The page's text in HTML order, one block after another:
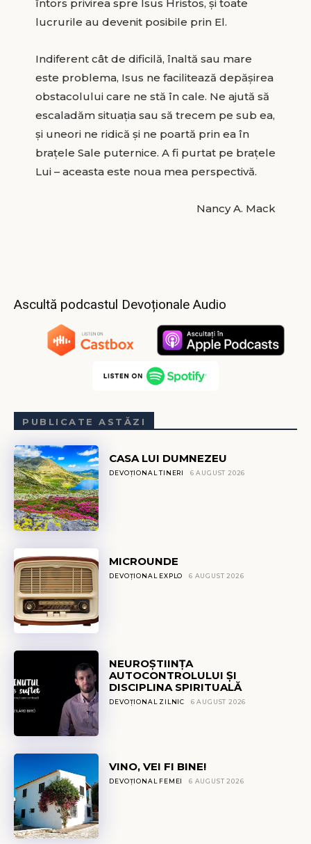
întors privirea spre Isus Hristos, și toate
lucrurile au devenit posibile prin El.
Indiferent cât de dificilă, înaltă sau mare
este problema, Isus ne facilitează depășirea
obstacolului care ne stă în cale. Ne ajută să
escaladăm situația sau să trecem pe sub ea,
și uneori ne ridică și ne poartă prin ea în
brațele Sale puternice. A fi purtat pe brațele
Lui – aceasta este noua mea perspectivă.
Nancy A. Mack
Ascultă podcastul Devoționale Audio
PUBLICATE ASTĂZI
CASA LUI DUMNEZEU
DEVOȚIONAL TINERI 6 AUGUST 2026
MICROUNDE
DEVOȚIONAL EXPLO 6 AUGUST 2026
NEUROȘTIINȚA
AUTOCONTROLULUI ȘI
DISCIPLINA SPIRITUALĂ
DEVOȚIONAL ZILNIC 6 AUGUST 2026
VINO, VEI FI BINE!
DEVOȚIONAL FEMEI 6 AUGUST 2026